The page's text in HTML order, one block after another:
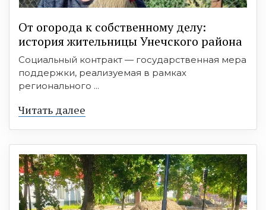
От огорода к собственному делу:
история жительницы Унечского района
Социальный контракт — государственная мера
поддержки, реализуемая в рамках
регионального ...
Читать далее